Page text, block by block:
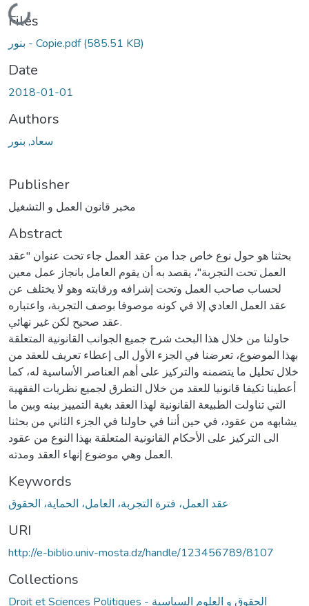
Loading...
Files
بنور - Copie.pdf(585.51 KB)
Date
2018-01-01
Authors
سعاد, بنور
Publisher
مخبر قانون العمل و التشغيل
Abstract
بحثنا هو حول نوع خاص جدا من عقد العمل جاء تحت عنوان "عقد
العمل تحت التجربة"، يقصد به أن يقوم العامل بانجاز عمل معين
لحساب صاحب العمل وتحت إشرافه ورقابته وهو لا يختلف عن
عقد العمل العادي إلا في كونه موصوفا بوصف التجربة، واعتباره
عقد صحيح لكن غير نهائي.
حاولنا من خلال هذا البحث شرح جميع الجوانب القانونية المتعلقة
بهذا الموضوع، تعرضنا في الجزء الأول الى إعطاء تعريف للعقد من
خلال تحليل ما يتضمنه والتركيز على أهم العناصر الأساسية له، كما
أعطينا تكيفا قانونيا للعقد من خلال التطرق لجميع نظريات الفقهية
التي تناولت الطبيعة القانونية لهذا العقد بغية التمييز بينه وبين ما
يشابهه من عقود، في حين أننا في حاولنا في الجزء الثاني من بحثنا
الى التركيز على الأحكام القانونية المتعلقة بهذا النوع من عقود
العمل وهي موضوع إنهاء العقد ومدته.
Keywords
عقد العمل، فترة التجربة، العامل، الحماية، الحقوق
URI
http://e-biblio.univ-mosta.dz/handle/123456789/8107
Collections
Droit et Sciences Politiques - الحقوق و العلوم السياسية